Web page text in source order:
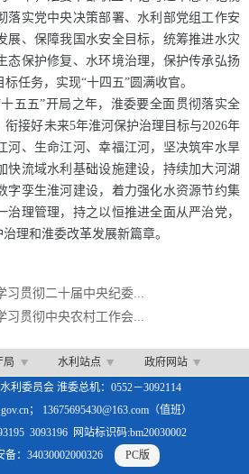
落实党中央决策部署、水利部党组工作安
展、保障我国水安全目标，统筹推进水灾
态保护修复、水环境治理，保护传承弘扬
任务，实现“十四五”圆满收官。
五五”开局之年，淮委要全面贯彻落实全
衔接好未来5年淮河保护治理目标与2026年
河、生命江河、幸福江河，坚决筑牢水旱
快流域水利基础设施建设，持续加大河湖
字孪生淮河建设，着力强化水资源节约集
理管理，持之以恒推进全面从严治党，
理和淮委改革发展新篇章。
习贯彻二十届中央纪委...
习贯彻中央农村工作会...
局 水利站点
政府网站
利委员会 淮委总机：0552－3092114
； 13675695430@163.com（值班）
3093196 网站标识码:bm20030002
备：34030002000326
PC版